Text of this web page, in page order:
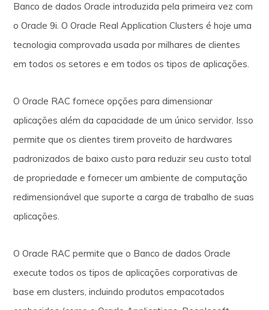
Banco de dados Oracle introduzida pela primeira vez com
o Oracle 9i. O Oracle Real Application Clusters é hoje uma
tecnologia comprovada usada por milhares de clientes
em todos os setores e em todos os tipos de aplicações.
O Oracle RAC fornece opções para dimensionar
aplicações além da capacidade de um único servidor. Isso
permite que os clientes tirem proveito de hardwares
padronizados de baixo custo para reduzir seu custo total
de propriedade e fornecer um ambiente de computação
redimensionável que suporte a carga de trabalho de suas
aplicações.
O Oracle RAC permite que o Banco de dados Oracle
execute todos os tipos de aplicações corporativas de
base em clusters, incluindo produtos empacotados